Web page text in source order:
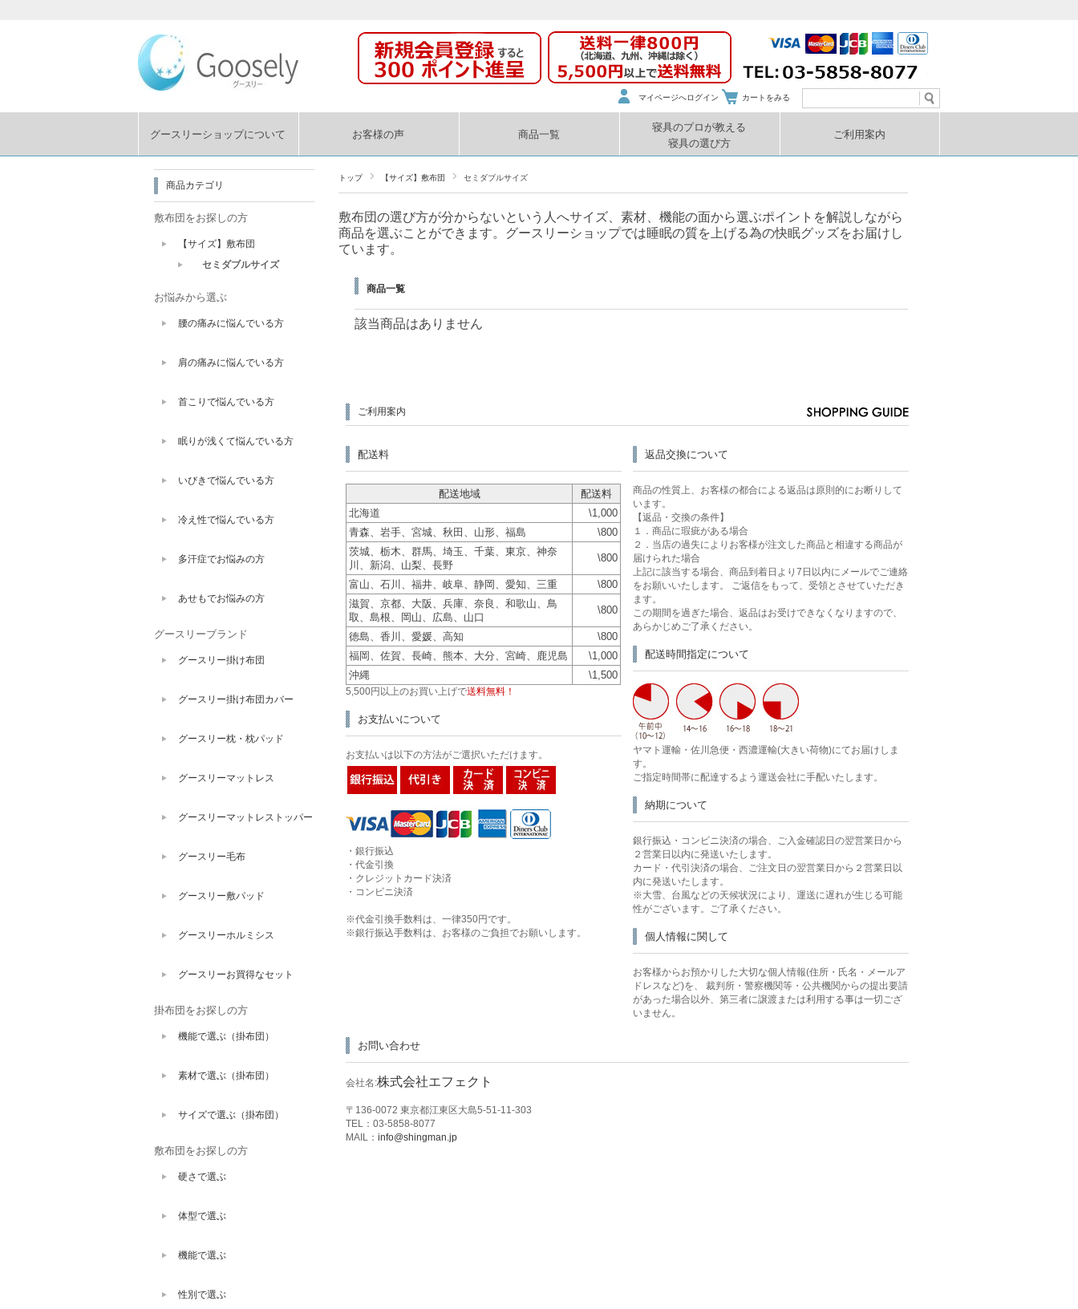
マイページへログイン カートをみる
グースリーショップについて お客様の声 商品一覧
寝具のプロが教える
寝具の選び方
ご利用案内
トップ 【サイズ】敷布団 セミダブルサイズ
敷布団の選び方が分からないという人へサイズ、素材、機能の面から選ぶポイントを解説しながら
商品を選ぶことができます。グースリーショップでは睡眠の質を上げる為の快眠グッズをお届けし
ています。
商品一覧
該当商品はありません
ご利用案内
配送料
配送地域
配送料
北海道
\1,000
青森、岩手、宮城、秋田、山形、福島
\800
茨城、栃木、群馬、埼玉、千葉、東京、神奈
川、新潟、山梨、長野
\800
富山、石川、福井、岐阜、静岡、愛知、三重
\800
滋賀、京都、大阪、兵庫、奈良、和歌山、鳥
取、島根、岡山、広島、山口
\800
徳島、香川、愛媛、高知
\800
福岡、佐賀、長崎、熊本、大分、宮崎、鹿児島
\1,000
沖縄
\1,500
5,500円以上のお買い上げで送料無料！
お支払いについて
お支払いは以下の方法がご選択いただけます。
・銀行振込
・代金引換
・クレジットカード決済
・コンビニ決済
※代金引換手数料は、一律350円です。
※銀行振込手数料は、お客様のご負担でお願いします。
返品交換について
商品の性質上、お客様の都合による返品は原則的にお断りして
います。
【返品・交換の条件】
１．商品に瑕疵がある場合
２．当店の過失によりお客様が注文した商品と相違する商品が
届けられた場合
上記に該当する場合、商品到着日より7日以内にメールでご連絡
をお願いいたします。 ご返信をもって、受領とさせていただき
ます。
この期間を過ぎた場合、返品はお受けできなくなりますので、
あらかじめご了承ください。
配送時間指定について
ヤマト運輸・佐川急便・西濃運輸(大きい荷物)にてお届けしま
す。
ご指定時間帯に配達するよう運送会社に手配いたします。
納期について
銀行振込・コンビニ決済の場合、ご入金確認日の翌営業日から
２営業日以内に発送いたします。
カード・代引決済の場合、ご注文日の翌営業日から２営業日以
内に発送いたします。
※大雪、台風などの天候状況により、運送に遅れが生じる可能
性がございます。ご了承ください。
個人情報に関して
お客様からお預かりした大切な個人情報(住所・氏名・メールア
ドレスなど)を、 裁判所・警察機関等・公共機関からの提出要請
があった場合以外、第三者に譲渡または利用する事は一切ござ
いません。
お問い合わせ
会社名:株式会社エフェクト
〒136-0072 東京都江東区大島5-51-11-303
TEL：03-5858-8077
MAIL： info@shingman.jp
商品カテゴリ
敷布団をお探しの方
【サイズ】敷布団
セミダブルサイズ
お悩みから選ぶ
腰の痛みに悩んでいる方
肩の痛みに悩んでいる方
首こりで悩んでいる方
眠りが浅くて悩んでいる方
いびきで悩んでいる方
冷え性で悩んでいる方
多汗症でお悩みの方
あせもでお悩みの方
グースリーブランド
グースリー掛け布団
グースリー掛け布団カバー
グースリー枕・枕パッド
グースリーマットレス
グースリーマットレストッパー
グースリー毛布
グースリー敷パッド
グースリーホルミシス
グースリーお買得なセット
掛布団をお探しの方
機能で選ぶ（掛布団）
素材で選ぶ（掛布団）
サイズで選ぶ（掛布団）
敷布団をお探しの方
硬さで選ぶ
体型で選ぶ
機能で選ぶ
性別で選ぶ